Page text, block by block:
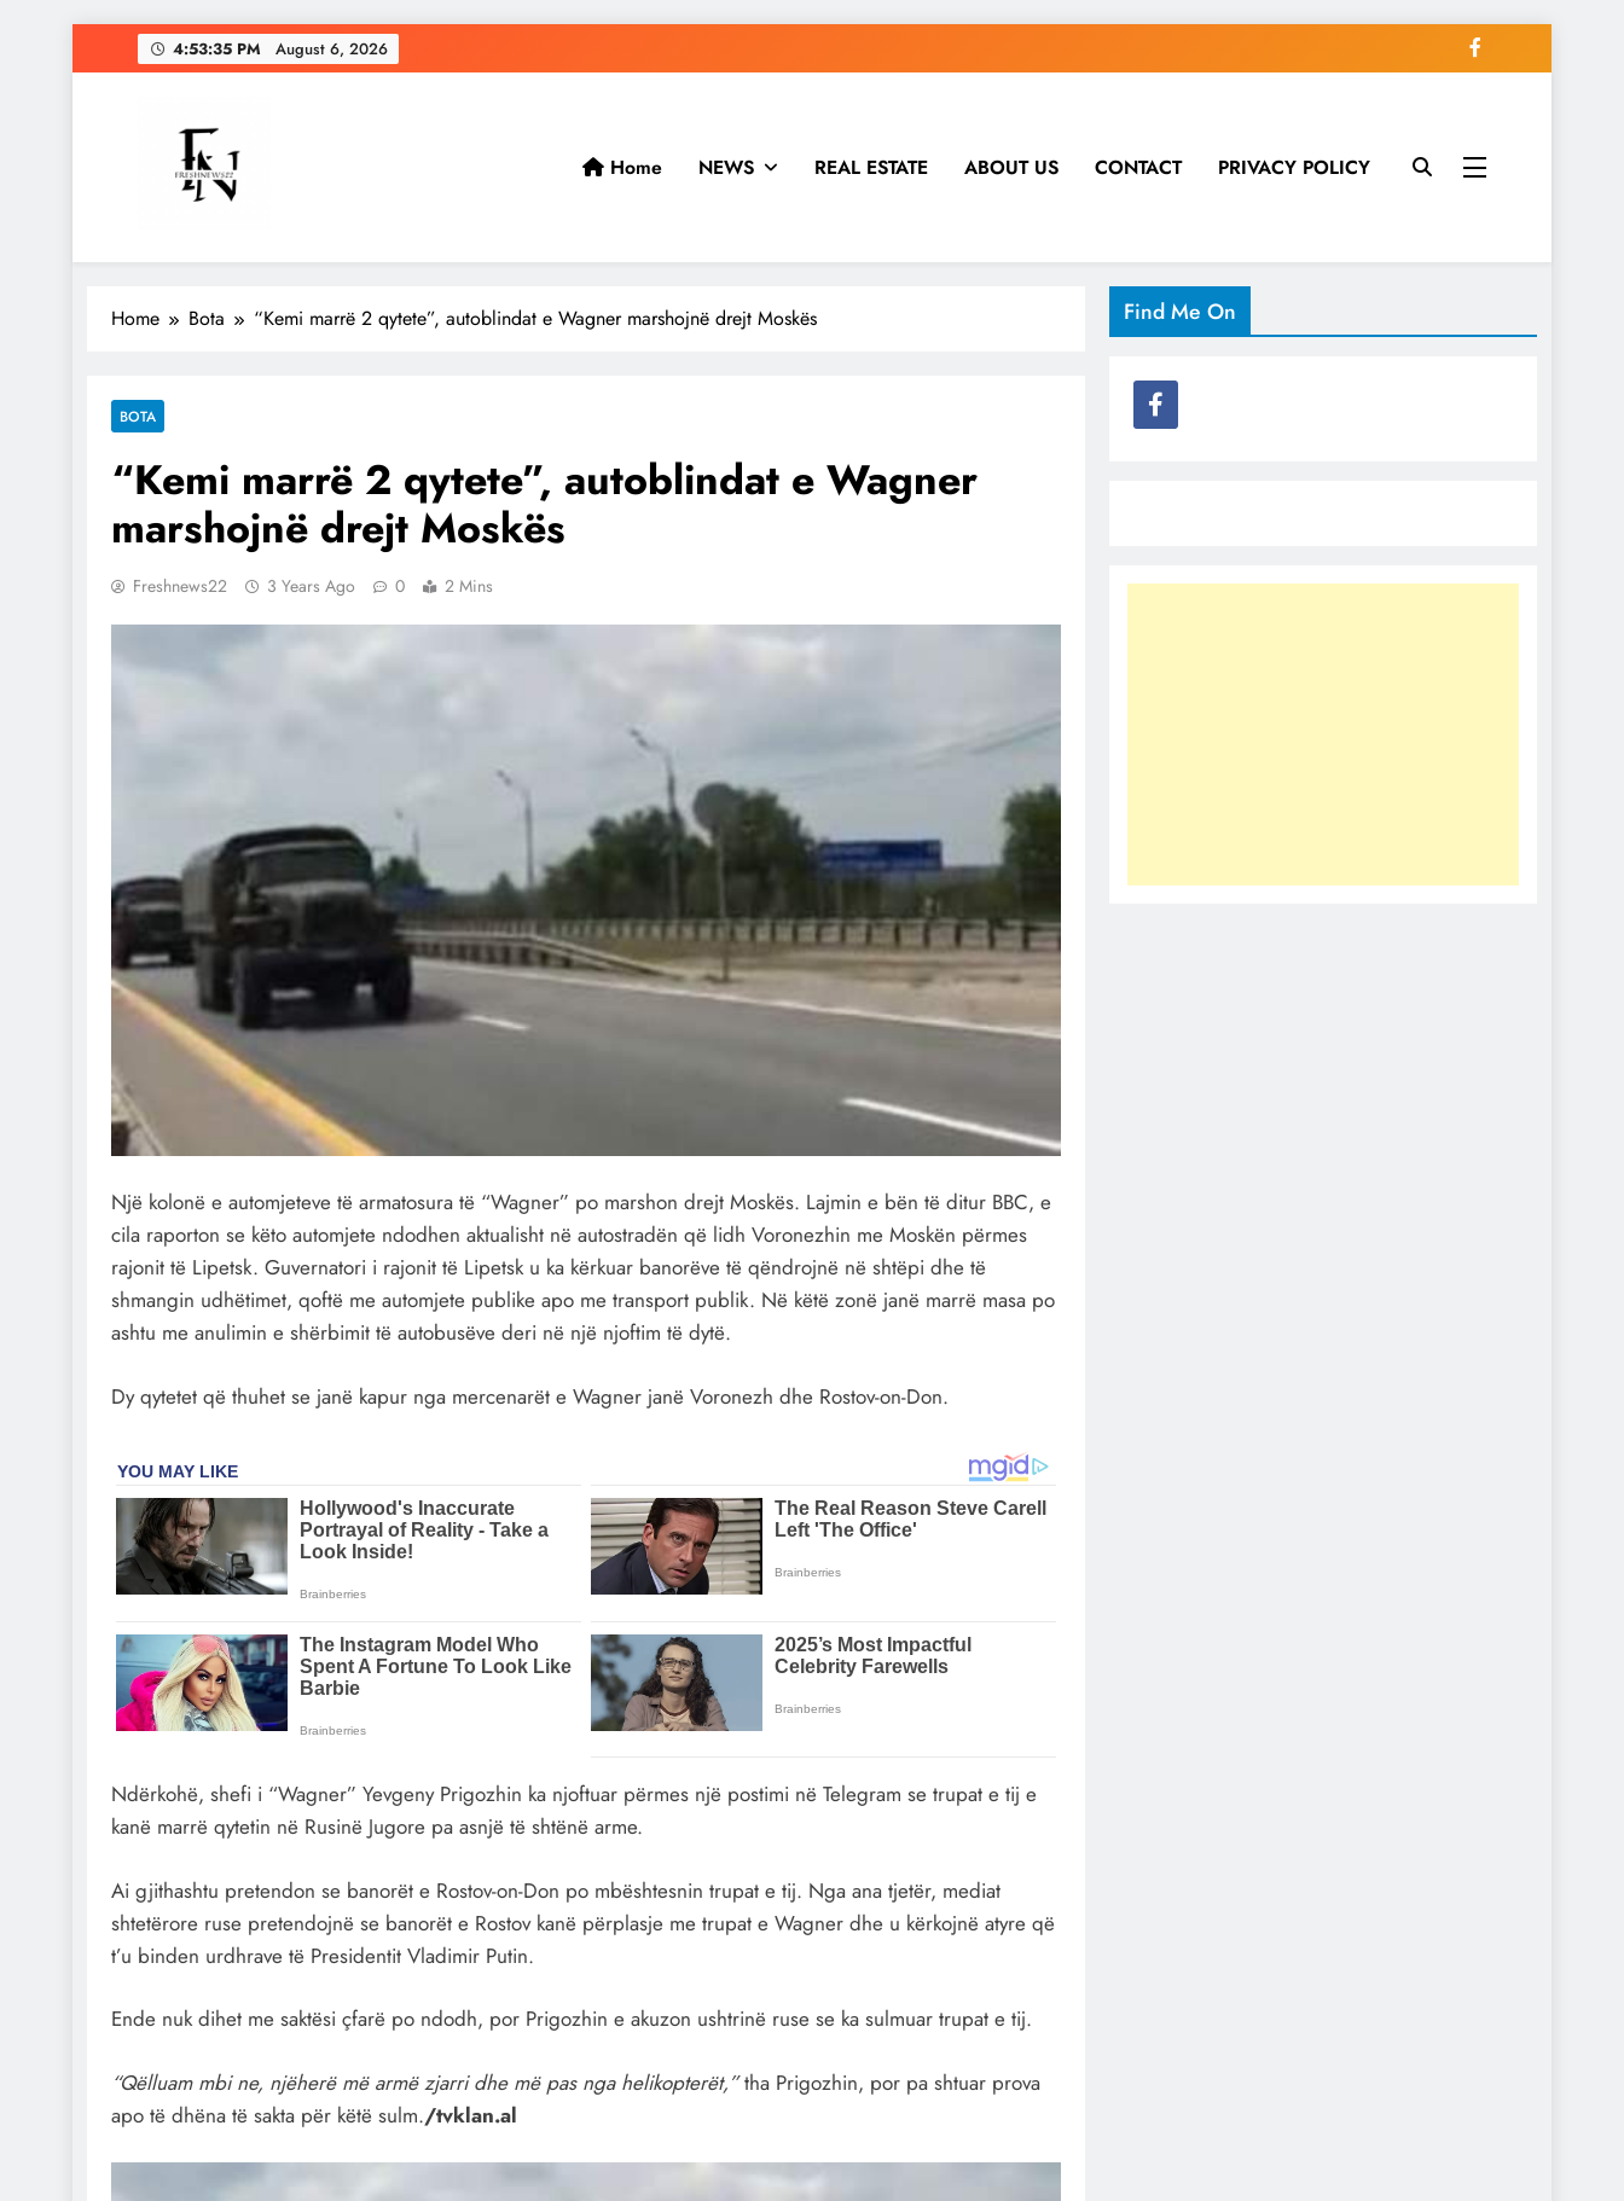
to
4:53:36 PM August 6, 2026
Freshnews22
Best News Website in North Macedonia
Home NEWS REAL ESTATE ABOUT US CONTACT PRIVACY POLICY
Home Bota “Kemi marrë 2 qytete”, autoblindat e Wagner marshojnë drejt Moskës
BOTA
“Kemi marrë 2 qytete”, autoblindat e Wagner
marshojnë drejt Moskës
Freshnews22 3 Years Ago 0 2 Mins
Një kolonë e automjeteve të armatosura të “Wagner” po marshon drejt Moskës. Lajmin e bën të ditur BBC, e
cila raporton se këto automjete ndodhen aktualisht në autostradën që lidh Voronezhin me Moskën përmes
rajonit të Lipetsk. Guvernatori i rajonit të Lipetsk u ka kërkuar banorëve të qëndrojnë në shtëpi dhe të
shmangin udhëtimet, qoftë me automjete publike apo me transport publik. Në këtë zonë janë marrë masa po
ashtu me anulimin e shërbimit të autobusëve deri në një njoftim të dytë.
Dy qytetet që thuhet se janë kapur nga mercenarët e Wagner janë Voronezh dhe Rostov-on-Don.
Ndërkohë, shefi i “Wagner” Yevgeny Prigozhin ka njoftuar përmes një postimi në Telegram se trupat e tij e
kanë marrë qytetin në Rusinë Jugore pa asnjë të shtënë arme.
Ai gjithashtu pretendon se banorët e Rostov-on-Don po mbështesnin trupat e tij. Nga ana tjetër, mediat
shtetërore ruse pretendojnë se banorët e Rostov kanë përplasje me trupat e Wagner dhe u kërkojnë atyre që
t’u binden urdhrave të Presidentit Vladimir Putin.
Ende nuk dihet me saktësi çfarë po ndodh, por Prigozhin e akuzon ushtrinë ruse se ka sulmuar trupat e tij.
“Qëlluam mbi ne, njëherë më armë zjarri dhe më pas nga helikopterët,”tha Prigozhin, por pa shtuar prova
apo të dhëna të sakta për këtë sulm./tvklan.al
Find Me On